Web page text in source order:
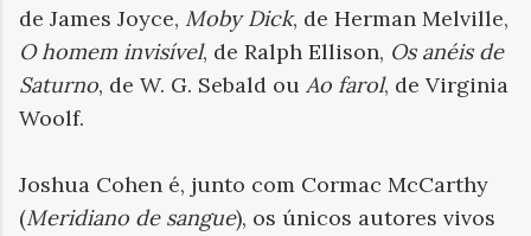
de James Joyce, Moby Dick, de Herman Melville,
O homem invisível, de Ralph Ellison, Os anéis de
Saturno, de W. G. Sebald ou Ao farol, de Virginia
Woolf.
Joshua Cohen é, junto com Cormac McCarthy
(Meridiano de sangue), os únicos autores vivos